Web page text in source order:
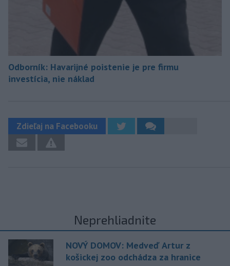
Odborník: Havarijné poistenie je pre firmu
investícia, nie náklad
Zdieľaj na Facebooku
Neprehliadnite
NOVÝ DOMOV: Medveď Artur z
košickej zoo odchádza za hranice